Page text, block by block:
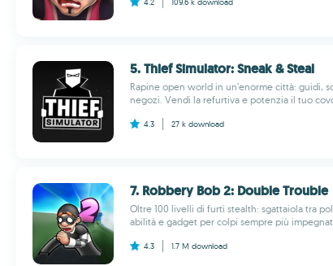
5. Thief Simulator: Sneak & Steal
Rapine open world in un’enorme città: guidi,
negozi. Vendi la refurtiva e potenzia il tuo
4.3 27 k download
7. Robbery Bob 2: Double Trouble
Oltre 100 livelli di furti stealth: sgattaiola tra
abilità e gadget per colpi sempre più
4.3 1.7 M download